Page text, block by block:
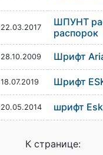
22.03.2017
ШПУНТ
распорок
28.10.2009 Шрифт
18.07.2019 Шрифт
20.05.2014 шрифт
К странице: